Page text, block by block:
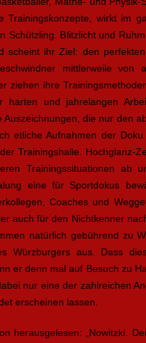
Trainingskonzepte, wirkt im
Schützling. Blitzlicht und
scheint ihr Ziel: den
mittlerweile von
ziehen ihre
harten und jahrelangen
die nur den
etliche Aufnahmen der
Trainingshalle. Hochglanz-
Trainingssituationen ab
eine für Sportdokus
Coaches und
auch für den Nichtkenner
natürlich gebührend zu
Würzburgers aus. Dass
er denn mal auf Besuch zu
nur eine der zahlreichen
erscheinen lassen.
herausgelesen: „Nowitzki.